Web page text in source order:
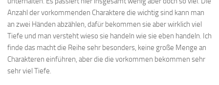
Anzahl der vorkommenden Charaktere die wichtig sind kann man
an zwei Händen abzählen, dafür bekommen sie aber wirklich viel
Tiefe und man versteht wieso sie handeln wie sie eben handeln. Ich
finde das macht die Reihe sehr besonders, keine große Menge an
Charakteren einführen, aber die die vorkommen bekommen sehr
sehr viel Tiefe.